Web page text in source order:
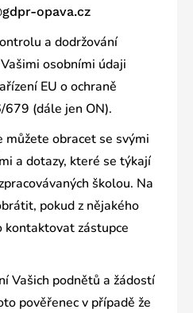
opava.cz
a dodržování
osobními údaji
EU o ochraně
679 (dále jen ON).
můžete obracet se svými
a dotazy, které se týkají
školou. Na
pokud z nějakého
kontaktovat zástupce
Vašich podnětů a žádostí
pověřenec v případě že